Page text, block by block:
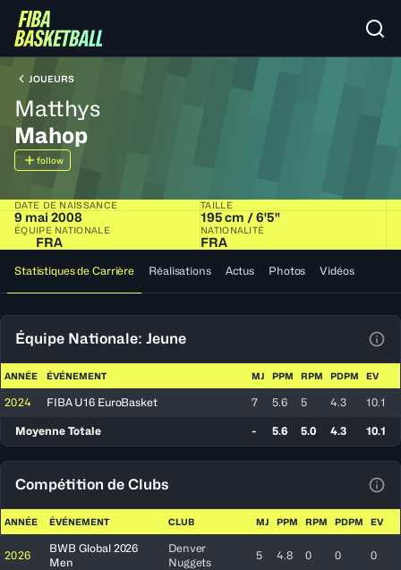
JOUEURS
Matthys
Mahop
follow
DATE DE NAISSANCE
9 mai 2008
TAILLE
195 cm / 6'5"
ÉQUIPE NATIONALE
FRA
NATIONALITÉ
FRA
Statistiques de Carrière Réalisations Actus Photos Vidéos
Équipe Nationale: Jeune
ANNÉE ÉVÉNEMENT MJ PPM RPM PDPM EV
2024 FIBA U16 EuroBasket 7 5.6 5 4.3 10.1
Moyenne Totale - 5.6 5.0 4.3 10.1
Compétition de Clubs
ANNÉE ÉVÉNEMENT CLUB MJ PPM RPM PDPM EV
2026
BWB Global 2026
Men
Denver
Nuggets
5 4.8 0 0 0